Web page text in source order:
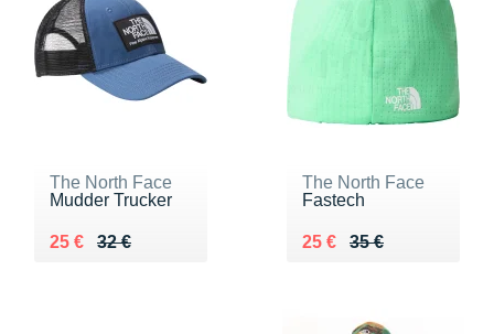
The North Face
Mudder Trucker
32 €
Au lieu de 32 €
25 €
Vendu 25 €
The North Face
Fastech
35 €
Au lieu de 35 €
25 €
Vendu 25 €